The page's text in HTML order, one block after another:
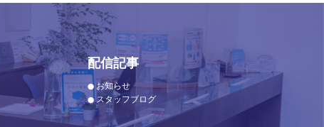
配信記事
お知らせ
スタッフブログ